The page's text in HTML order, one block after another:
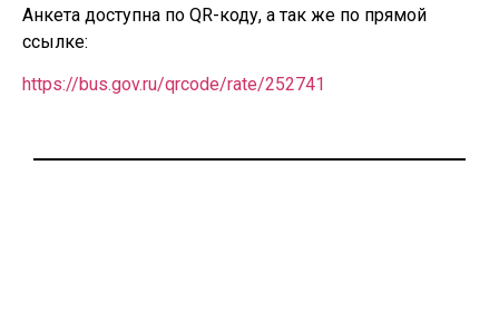
Анкета доступна по QR-коду, а так же по прямой
ссылке:
https://bus.gov.ru/qrcode/rate/252741